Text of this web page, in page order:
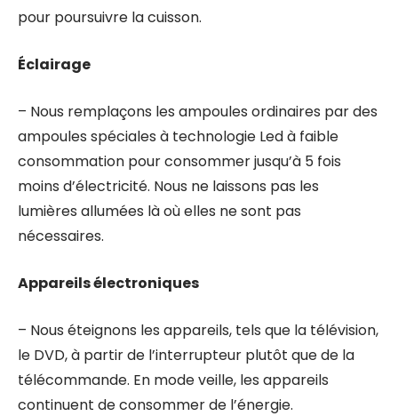
pour poursuivre la cuisson.
Éclairage
– Nous remplaçons les ampoules ordinaires par des
ampoules spéciales à technologie Led à faible
consommation pour consommer jusqu’à 5 fois
moins d’électricité. Nous ne laissons pas les
lumières allumées là où elles ne sont pas
nécessaires.
Appareils électroniques
– Nous éteignons les appareils, tels que la télévision,
le DVD, à partir de l’interrupteur plutôt que de la
télécommande. En mode veille, les appareils
continuent de consommer de l’énergie.